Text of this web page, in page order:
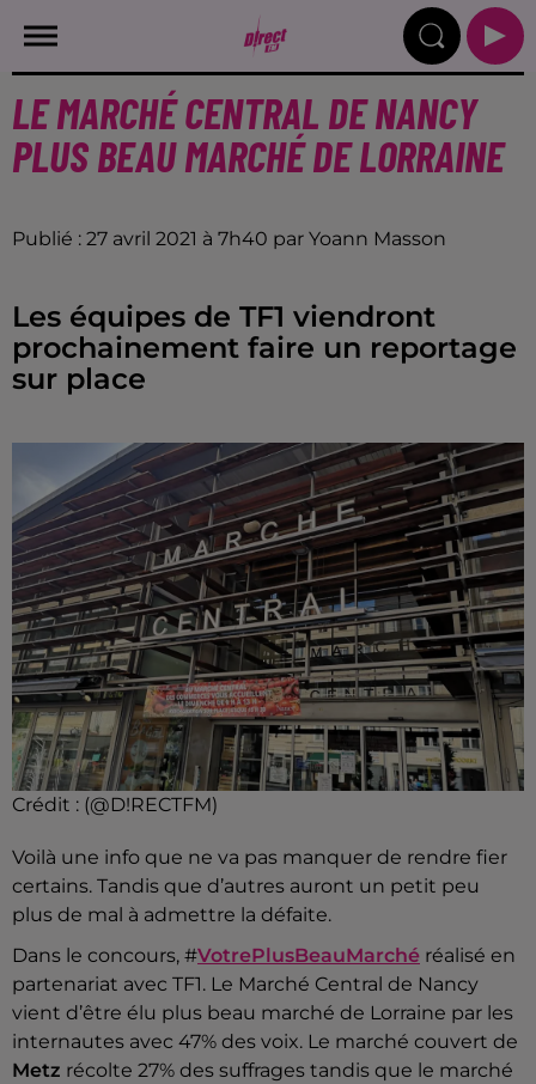
LE MARCHÉ CENTRAL DE NANCY
PLUS BEAU MARCHÉ DE LORRAINE
Publié : 27 avril 2021 à 7h40 par Yoann Masson
Les équipes de TF1 viendront
prochainement faire un reportage
sur place
Crédit : (@D!RECTFM)
Voilà une info que ne va pas manquer de rendre fier
certains. Tandis que d’autres auront un petit peu
plus de mal à admettre la défaite.
Dans le concours, #VotrePlusBeauMarché réalisé en
partenariat avec TF1. Le Marché Central de Nancy
vient d’être élu plus beau marché de Lorraine par les
internautes avec 47% des voix. Le marché couvert de
Metz récolte 27% des suffrages tandis que le marché